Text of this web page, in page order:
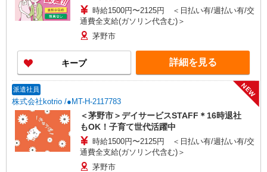
時給1500円〜2125円 ＜日払い有/週払い有/交
通費全支給(ガソリン代含む)＞
茅野市
キープ 詳細を見る
派遣社員
株式会社kotrio /●MT-H-2117783
NEW
＜茅野市＞デイサービスSTAFF＊16時退社
もOK！子育て世代活躍中
時給1500円〜2125円 ＜日払い有/週払い有/交
通費全支給(ガソリン代含む)＞
茅野市